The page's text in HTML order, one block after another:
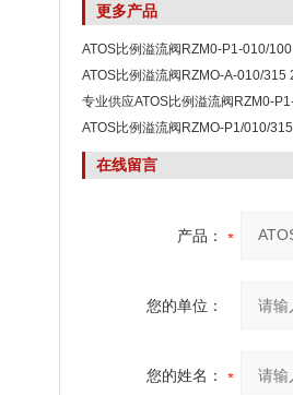
更多产品
ATOS比例溢流阀RZM0-P1-010/
ATOS比例溢流阀RZMO-A-010/315
专业供应ATOS比例溢流阀RZM0-
ATOS比例溢流阀RZMO-P1/010/
在线留言
产品：
您的单位：
您的姓名：